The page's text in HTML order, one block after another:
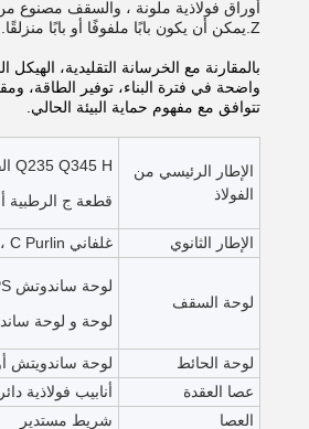
Z.يمكن أن يكون بابًا ملفوفًا أو بابًا منزلقًا.
بالمقارنة مع الخرسانة التقليدية، الهيكل
واضحة في فترة البناء، توفير الطاقة،
تتوافق مع مفهوم حماية البيئة الحالي.
الإطار الرئيسي من
الفولاذ
Q235 Q345 H القسم الصلب العوارض والأعمدة، طلاء أو صبغ،
قطعة ج الرطبية أو
الإطار الثانوي غلفاني C Purlin ، الحديد العصابة ، ربطة العنق شريط ، ركبة دعامة ، غطاء الحافة ، الخ
لوحة السقف
لوحة ساندوتش EPS، لوحة ساندوتش الألياف الزجاجية، ساندوتش الصوف الصخري
لوحة و لوحة
لوحة الحائط
لوحة ساندويتش
عصا العقدة
أنابيب فولاذية
العصا
شريط مستدير